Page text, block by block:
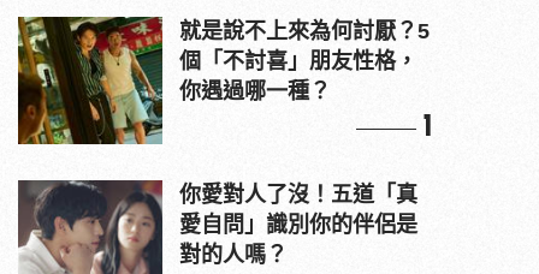
就是說不上來為何討厭？5
個「不討喜」朋友性格，
你遇過哪一種？
1
你愛對人了沒！五道「真
愛自問」識別你的伴侶是
對的人嗎？